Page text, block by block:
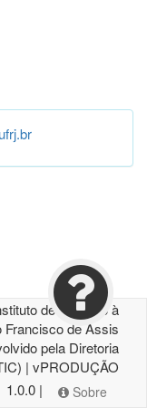
de Atenção à
Francisco de Assis
pela Diretoria
| vPRODUÇÃO
1.0.0 |
Sobre